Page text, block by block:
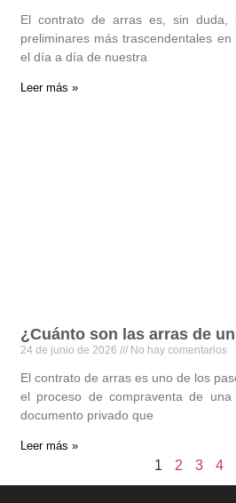
El contrato de arras es, sin duda,
preliminares más trascendentales
el día a día de nuestra
Leer más »
¿Cuánto son las arras de
24 de junio de 2026 No hay comentarios
El contrato de arras es uno de los
el proceso de compraventa de
documento privado que
Leer más »
1 2 3 4